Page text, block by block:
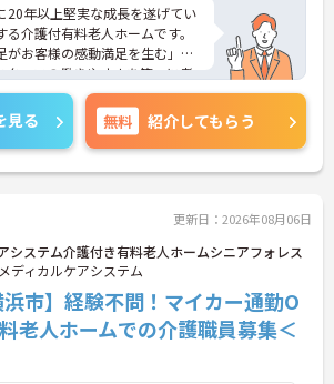
20年以上堅実な成長を遂げてい
介護付有料老人ホームです。
がお客様の感動満足を生む」と
タッフの働きやすさを第一に考
入れています。全拠点共通で
ンカム、ケア記録ソフトなど
しており、業務の効率化とスタ
軽減を実現しています。さら
キャリア形成を応援するため、
ーシップを学べる独自の研修プ
ます。日勤のみの無理のない
、さらなるスキルアップと長期
目指せる、非常に魅力的な職
導入で、身体的負担を抑えなが
見る 無料 紹介してもらう
更新日：2026年08月06日
システム介護付き有料老人ホームシニアフォレス
ディカルケアシステム
浜市】経験不問！マイカー通勤O
老人ホームでの介護職員募集＜